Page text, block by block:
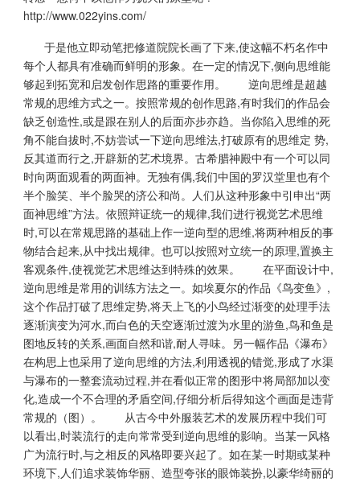
http://www.022yins.com/
于是他立即动笔把修道院院长画了下来,使这幅不朽名作中
每个人都具有准确而鲜明的形象。在一定的情况下,侧向思维能
够起到拓宽和启发创作思路的重要作用。 逆向思维是超越
常规的思维方式之一。按照常规的创作思路,有时我们的作品会
缺乏创造性,或是跟在别人的后面亦步亦趋。当你陷入思维的死
角不能自拔时,不妨尝试一下逆向思维法,打破原有的思维定 势,
反其道而行之,开辟新的艺术境界。古希腊神殿中有一个可以同
时向两面观看的两面神。无独有偶,我们中国的罗汉堂里也有个
半个脸笑、半个脸哭的济公和尚。人们从这种形象中引申出“两
面神思维”方法。依照辩证统一的规律,我们进行视觉艺术思维
时,可以在常规思路的基础上作一逆向型的思维,将两种相反的事
物结合起来,从中找出规律。也可以按照对立统一的原理,置换主
客观条件,使视觉艺术思维达到特殊的效果。 在平面设计中,
逆向思维是常用的训练方法之一。如埃夏尔的作品《鸟变鱼》,
这个作品打破了思维定势,将天上飞的小鸟经过渐变的处理手法
逐渐演变为河水,而白色的天空逐渐过渡为水里的游鱼,鸟和鱼是
图地反转的关系,画面自然和谐,耐人寻味。另一幅作品《瀑布》
在构思上也采用了逆向思维的方法,利用透视的错觉,形成了水渠
与瀑布的一整套流动过程,并在看似正常的图形中将局部加以变
化,造成一个不合理的矛盾空间,仔细分析后得知这个画面是违背
常规的（图）。 从古今中外服装艺术的发展历程中我们可
以看出,时装流行的走向常常受到逆向思维的影响。当某一风格
广为流行时,与之相反的风格即要兴起了。如在某一时期或某种
环境下,人们追求装饰华丽、造型夸张的眼饰装扮,以豪华绮丽的